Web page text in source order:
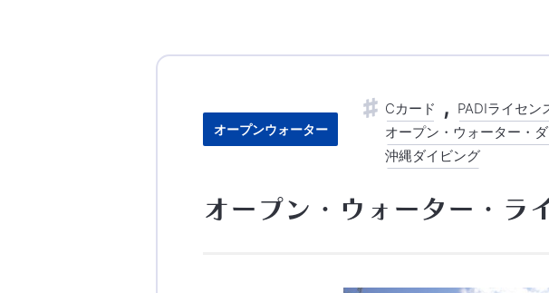
オープンウォーター
Cカード PADIライセン
オープン・ウォーター・
沖縄ダイビング
オープン・ウォーター・ラ